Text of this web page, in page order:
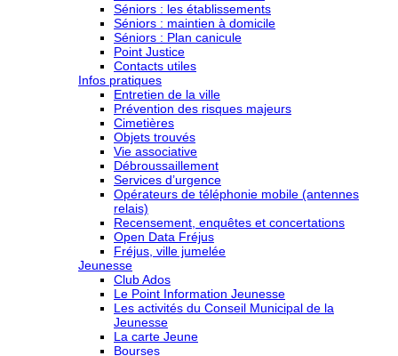
Séniors : les établissements
Séniors : maintien à domicile
Séniors : Plan canicule
Point Justice
Contacts utiles
Infos pratiques
Entretien de la ville
Prévention des risques majeurs
Cimetières
Objets trouvés
Vie associative
Débroussaillement
Services d’urgence
Opérateurs de téléphonie mobile (antennes
relais)
Recensement, enquêtes et concertations
Open Data Fréjus
Fréjus, ville jumelée
Jeunesse
Club Ados
Le Point Information Jeunesse
Les activités du Conseil Municipal de la
Jeunesse
La carte Jeune
Bourses